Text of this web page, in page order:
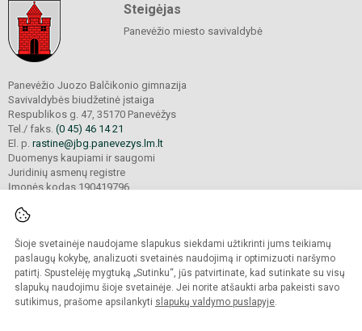
Šioje svetainėje naudojame slapukus siekdami užtikrinti jums teikiamų
paslaugų kokybę, analizuoti svetainės naudojimą ir optimizuoti naršymo
patirtį. Spustelėję mygtuką „Sutinku“, jūs patvirtinate, kad sutinkate su visų
slapukų naudojimu šioje svetainėje. Jei norite atšaukti arba pakeisti savo
sutikimus, prašome apsilankyti slapukų valdymo puslapyje.
Steigėjas
Panevėžio miesto savivaldybė
Panevėžio Juozo Balčikonio gimnazija
Savivaldybės biudžetinė įstaiga
Respublikos g. 47, 35170 Panevėžys
Tel./ faks. (0 45) 46 14 21
El. p. rastine@jbg.panevezys.lm.lt
Duomenys kaupiami ir saugomi
Juridinių asmenų registre
Įmonės kodas 190419796
© 2026. Panevėžio Juozo Balčikonio gimnazija. Visos teisės saugomos.
Kopijuoti turinį be raštiško gimnazijos sutikimo griežtai draudžiama.
Prieinamumo paraiška Slapukų politika
Sumanus būdas atnaujinti